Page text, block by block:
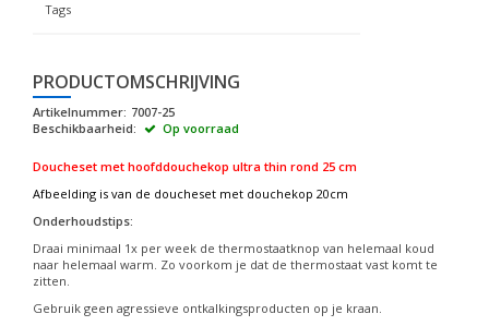
Tags
PRODUCTOMSCHRIJVING
Artikelnummer: 7007-25
Beschikbaarheid:
Op voorraad
Doucheset met hoofddouchekop ultra thin rond 25 cm
Afbeelding is van de doucheset met douchekop 20cm
Onderhoudstips:
Draai minimaal 1x per week de thermostaatknop van helemaal koud
naar helemaal warm. Zo voorkom je dat de thermostaat vast komt te
zitten.
Gebruik geen agressieve ontkalkingsproducten op je kraan.